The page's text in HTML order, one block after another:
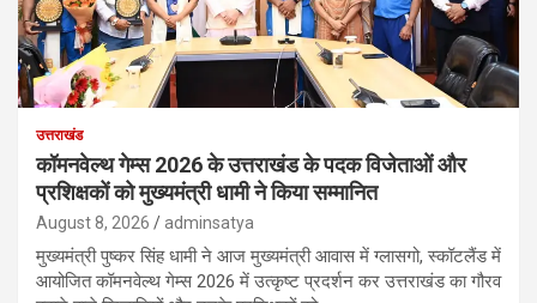
उत्तराखंड
कॉमनवेल्थ गेम्स 2026 के उत्तराखंड के पदक विजेताओं और
प्रशिक्षकों को मुख्यमंत्री धामी ने किया सम्मानित
August 8, 2026 adminsatya
मुख्यमंत्री पुष्कर सिंह धामी ने आज मुख्यमंत्री आवास में ग्लासगो, स्कॉटलैंड में
आयोजित कॉमनवेल्थ गेम्स 2026 में उत्कृष्ट प्रदर्शन कर उत्तराखंड का गौरव